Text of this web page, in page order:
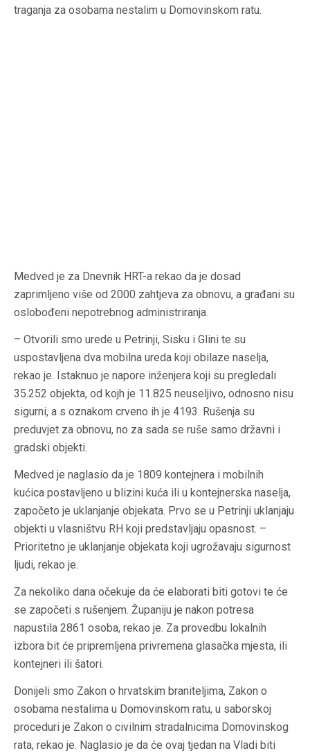
traganja za osobama nestalim u Domovinskom ratu.
Medved je za Dnevnik HRT-a rekao da je dosad
zaprimljeno više od 2000 zahtjeva za obnovu, a građani su
oslobođeni nepotrebnog administriranja.
– Otvorili smo urede u Petrinji, Sisku i Glini te su
uspostavljena dva mobilna ureda koji obilaze naselja,
rekao je. Istaknuo je napore inženjera koji su pregledali
35.252 objekta, od kojh je 11.825 neuseljivo, odnosno nisu
sigurni, a s oznakom crveno ih je 4193. Rušenja su
preduvjet za obnovu, no za sada se ruše samo državni i
gradski objekti.
Medved je naglasio da je 1809 kontejnera i mobilnih
kućica postavljeno u blizini kuća ili u kontejnerska naselja,
započeto je uklanjanje objekata. Prvo se u Petrinji uklanjaju
objekti u vlasništvu RH koji predstavljaju opasnost. –
Prioritetno je uklanjanje objekata koji ugrožavaju sigurnost
ljudi, rekao je.
Za nekoliko dana očekuje da će elaborati biti gotovi te će
se započeti s rušenjem. Županiju je nakon potresa
napustila 2861 osoba, rekao je. Za provedbu lokalnih
izbora bit će pripremljena privremena glasačka mjesta, ili
kontejneri ili šatori.
Donijeli smo Zakon o hrvatskim braniteljima, Zakon o
osobama nestalima u Domovinskom ratu, u saborskoj
proceduri je Zakon o civilnim stradalnicima Domovinskog
rata, rekao je. Naglasio je da će ovaj tjedan na Vladi biti